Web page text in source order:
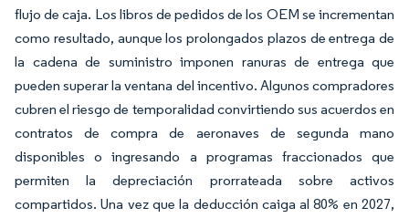
flujo de caja. Los libros de pedidos de los OEM se incrementan
como resultado, aunque los prolongados plazos de entrega de
la cadena de suministro imponen ranuras de entrega que
pueden superar la ventana del incentivo. Algunos compradores
cubren el riesgo de temporalidad convirtiendo sus acuerdos en
contratos de compra de aeronaves de segunda mano
disponibles o ingresando a programas fraccionados que
permiten la depreciación prorrateada sobre activos
compartidos. Una vez que la deducción caiga al 80% en 2027,